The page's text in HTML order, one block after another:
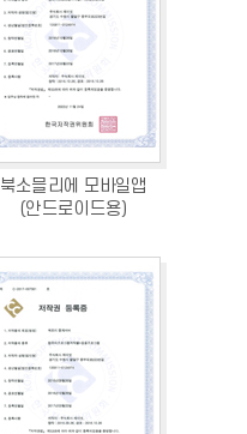
북소믈리에 모바일앱
(안드로이드용)